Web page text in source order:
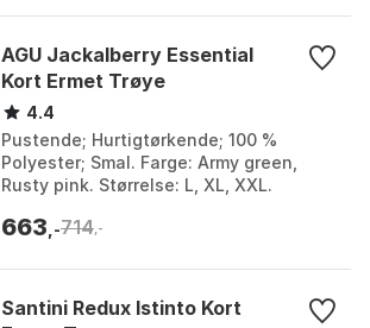
AGU Jackalberry Essential
Kort Ermet Trøye
4.4
Pustende; Hurtigtørkende; 100 %
Polyester; Smal. Farge: Army green,
Rusty pink. Størrelse: L, XL, XXL.
663 ,-714 ,-
Santini Redux Istinto Kort